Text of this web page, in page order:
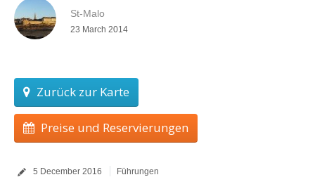
St-Malo
23 March 2014
Zurück zur Karte
Preise und Reservierungen
5 December 2016 Führungen